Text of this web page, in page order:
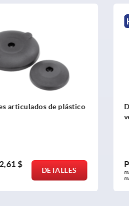
articulados de plástico
2,61 $
DETALLES